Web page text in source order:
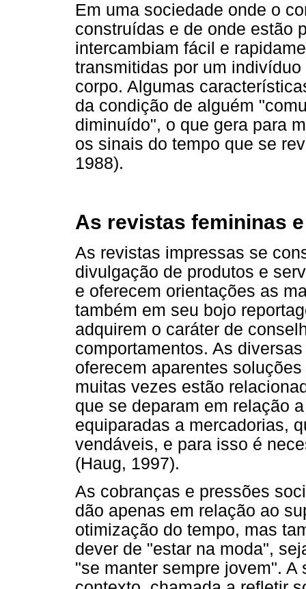
Em uma sociedade onde o
construídas e de onde estão
intercambiam fácil e
transmitidas por um
corpo. Algumas
da condição de alguém
diminuído", o que gera para
os sinais do tempo que se
1988).
As revistas femininas
As revistas impressas se
divulgação de produtos e
e oferecem orientações as
também em seu bojo
adquirem o caráter de
comportamentos. As
oferecem aparentes
muitas vezes estão
que se deparam em relação
equiparadas a mercadorias,
vendáveis, e para isso é
(Haug, 1997).
As cobranças e pressões
dão apenas em relação ao
otimização do tempo, mas
dever de "estar na moda",
"se manter sempre jovem".